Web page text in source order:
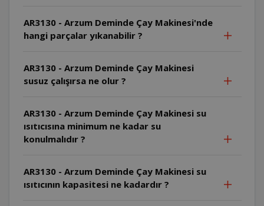
AR3130 - Arzum Deminde Çay Makinesi'nde
hangi parçalar yıkanabilir ?
AR3130 - Arzum Deminde Çay Makinesi
susuz çalışırsa ne olur ?
AR3130 - Arzum Deminde Çay Makinesi su
ısıtıcısına minimum ne kadar su
konulmalıdır ?
AR3130 - Arzum Deminde Çay Makinesi su
ısıtıcının kapasitesi ne kadardır ?